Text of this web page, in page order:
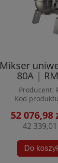
Mikser
80A |
Producent:
Kod
52 076,98
42 339,01
Do